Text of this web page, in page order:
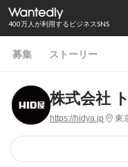
400万人が利用するビジネスSNS
募集 ストーリー
株式会社
https://hidya.jp 東